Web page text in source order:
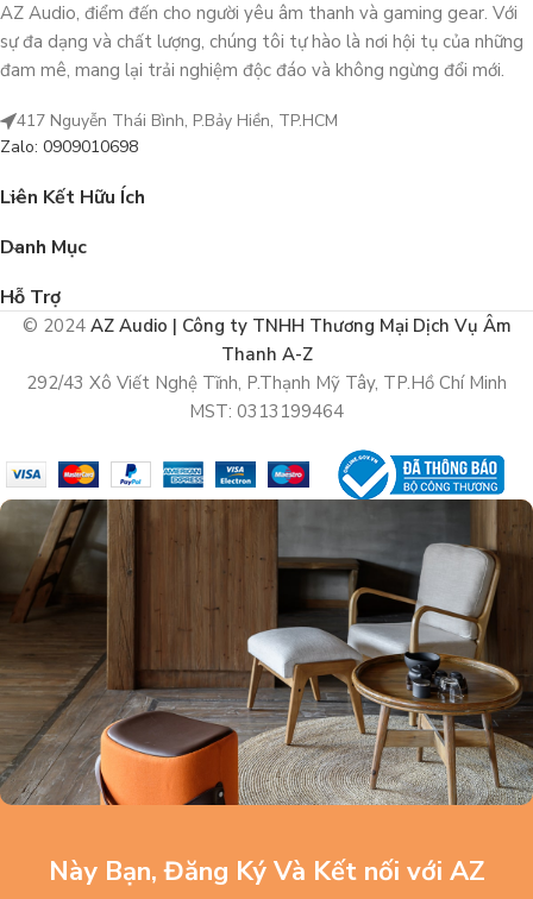
AZ Audio, điểm đến cho người yêu âm thanh và gaming gear. Với
sự đa dạng và chất lượng, chúng tôi tự hào là nơi hội tụ của những
đam mê, mang lại trải nghiệm độc đáo và không ngừng đổi mới.
417 Nguyễn Thái Bình, P.Bảy Hiền, TP.HCM
Zalo: 0909010698
Liên Kết Hữu Ích
Danh Mục
Hỗ Trợ
© 2024 AZ Audio | Công ty TNHH Thương Mại Dịch Vụ Âm
Thanh A-Z
292/43 Xô Viết Nghệ Tĩnh, P.Thạnh Mỹ Tây, TP.Hồ Chí Minh
MST: 0313199464
Này Bạn, Đăng Ký Và Kết nối với AZ